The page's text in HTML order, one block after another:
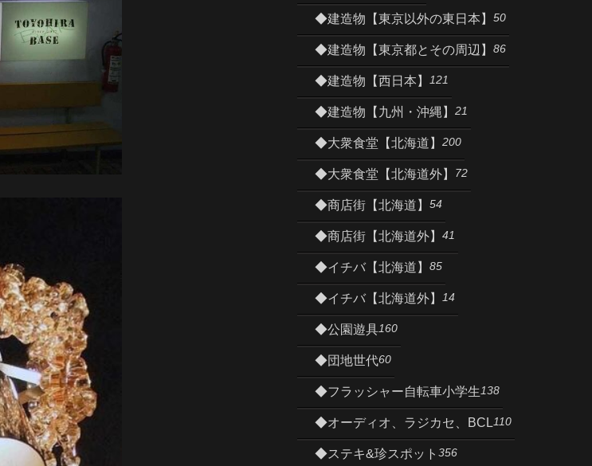
◆建造物【東京以外の東日本】 50
◆建造物【東京都とその周辺】 86
◆建造物【西日本】 121
◆建造物【九州・沖縄】 21
◆大衆食堂【北海道】 200
◆大衆食堂【北海道外】 72
◆商店街【北海道】 54
◆商店街【北海道外】 41
◆イチバ【北海道】 85
◆イチバ【北海道外】 14
◆公園遊具160
◆団地世代60
◆フラッシャー自転車小学生138
◆オーディオ、ラジカセ、BCL110
◆ステキ&珍スポット 356